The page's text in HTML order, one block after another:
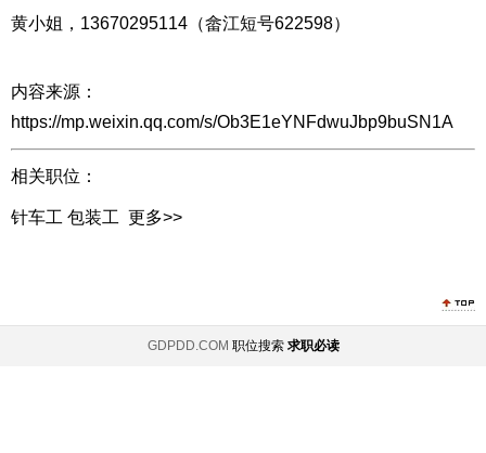
黄小姐，13670295114（畲江短号622598）
内容来源：
https://mp.weixin.qq.com/s/Ob3E1eYNFdwuJbp9buSN1A
相关职位：
针车工 包装工 更多>>
GDPDD.COM 职位搜索 求职必读